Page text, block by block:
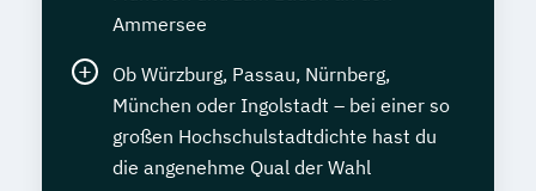
Ammersee
Ob Würzburg, Passau, Nürnberg,
München oder Ingolstadt – bei einer so
großen Hochschulstadtdichte hast du
die angenehme Qual der Wahl